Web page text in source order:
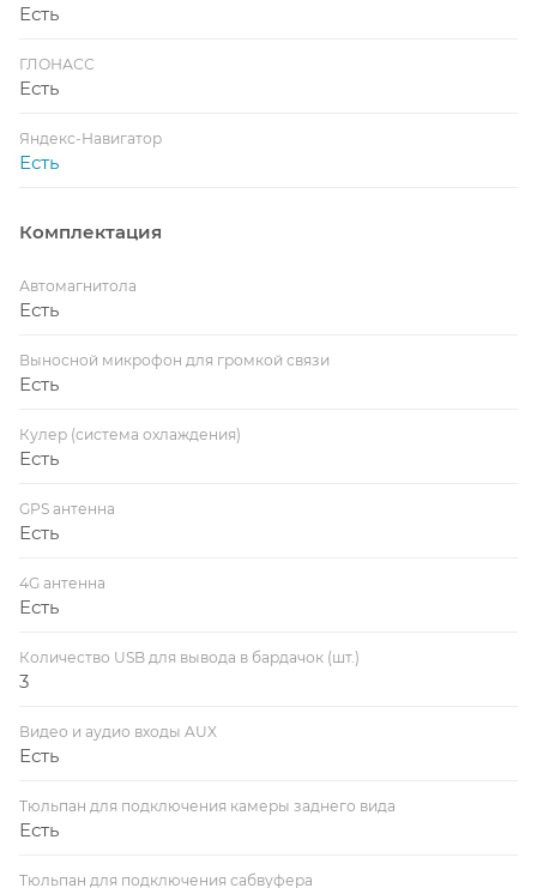
Есть
ГЛОНАСС
Есть
Яндекс-Навигатор
Есть
Комплектация
Автомагнитола
Есть
Выносной микрофон для громкой связи
Есть
Кулер (система охлаждения)
Есть
GPS антенна
Есть
4G антенна
Есть
Количество USB для вывода в бардачок (шт.)
3
Видео и аудио входы AUX
Есть
Тюльпан для подключения камеры заднего вида
Есть
Тюльпан для подключения сабвуфера